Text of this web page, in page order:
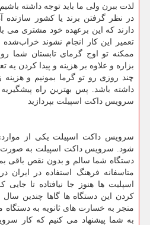
لذت ببرن ولی ما باید توجه داشته
در نظر گرفتن برند یا کشور سازنده
دارند که این برعهده خود مشتری می
تعمیر این کار انجام نشوند خراب‌شده
ممکنه تو اوج گرمای تابستان
بزاره و علاوه بر هزینه و پیدا کردن
چند روزی رو تو گرما بمونیم و
داشته باشد. پس بهترین راه
سرویس داکت اسپیلت بپردازید
سرویس داکت اسپیلت یکی از
شود. سرویس داکت اسپیلت به صورت
دستگاه شما سالم و بدون نقص باقی
متاسفانه فرهنگ استفاده در ایران
اسپلیت ها هنوز جا نیافتاده تا
کردن این دستگاه ها گاها چندین سال
منجر به خسارت های ثانویه به
به شما پیشنهاد می کنیم که کار